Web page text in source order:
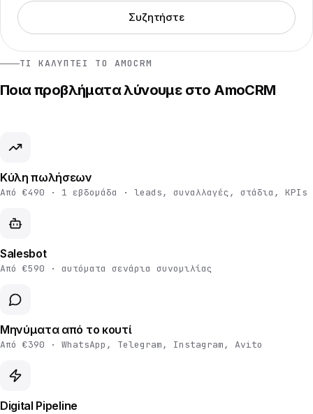
Συζητήστε
ΤΙ ΚΑΛΎΠΤΕΙ ΤΟ AMOCRM
Ποια προβλήματα λύνουμε στο AmoCRM
Κύλη πωλήσεων
Από €490 · 1 εβδομάδα · leads, συναλλαγές, στάδια, KPIs
Salesbot
Από €590 · αυτόματα σενάρια συνομιλίας
Μηνύματα από το κουτί
Από €390 · WhatsApp, Telegram, Instagram, Avito
Digital Pipeline